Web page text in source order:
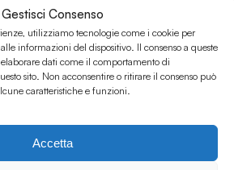
Gestisci Consenso
utilizziamo tecnologie come i cookie per
informazioni del dispositivo. Il consenso a queste
dati come il comportamento di
sito. Non acconsentire o ritirare il consenso può
caratteristiche e funzioni.
Accetta
Humus
40137